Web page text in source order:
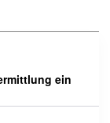
ein